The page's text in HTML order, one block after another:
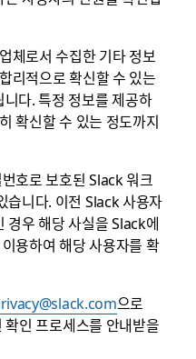
체로서 수집한 기타 정보
리적으로 확신할 수 있는
다. 특정 정보를 제공하
확신할 수 있는 정도까지
호로 보호된 Slack 워크
습니다. 이전 Slack 사용자
경우 해당 사실을 Slack에
용하여 해당 사용자를 확
으로
인 프로세스를 안내받을